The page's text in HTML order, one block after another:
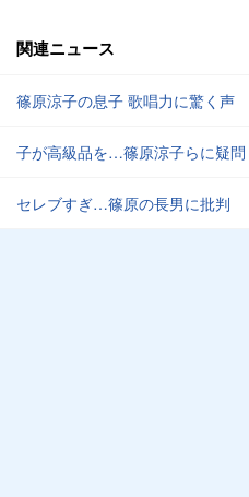
関連ニュース
篠原涼子の息子 歌唱力に驚く声
子が高級品を…篠原涼子らに疑問
セレブすぎ…篠原の長男に批判